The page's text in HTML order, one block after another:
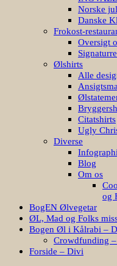
Norske
Danske
Frokost-
Oversigt
Ølshirts
Alle
Citatshirts
Ugly
Diverse
Blog
Om os
og
BogEN Ølvegetar
ØL, Mad og Folks
Bogen Øl i Kålrabi –
Crowdfunding –
Forside – Divi